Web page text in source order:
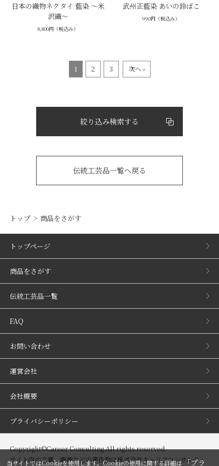
日本の織物ネクタイ 藍染 ～米
沢織～
8,800円（税込み）
武州正藍染 あいの鈴ばこ
990円（税込み）
1 2 3 次へ ›
絞り込み検索する
伝統工芸品一覧へ戻る
トップ 商品をさがす
トップページ
商品をさがす
伝統工芸品一覧
FAQ
お問い合わせ
運営会社
会社概要
プライバシーポリシー
Copyright©Career Consulting All rights reserved.
サイト内の文章、画像などの著作物は株式会社キャリアコンサルティ
当サイトではCookieを使用します。Cookieの使用に関する詳細は「プラ